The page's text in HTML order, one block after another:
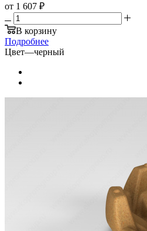
от 1 607 ₽
В корзину
Подробнее
Цвет—черный